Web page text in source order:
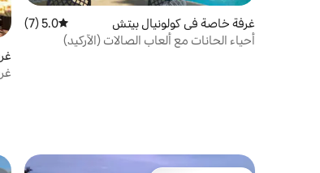
غرفة خاصة في كولونيال بيتش متوسط التقييم 5.0 من 5، 7
5.0 (7)
أحياء الحانات مع ألعاب الصالات (الآركيد)